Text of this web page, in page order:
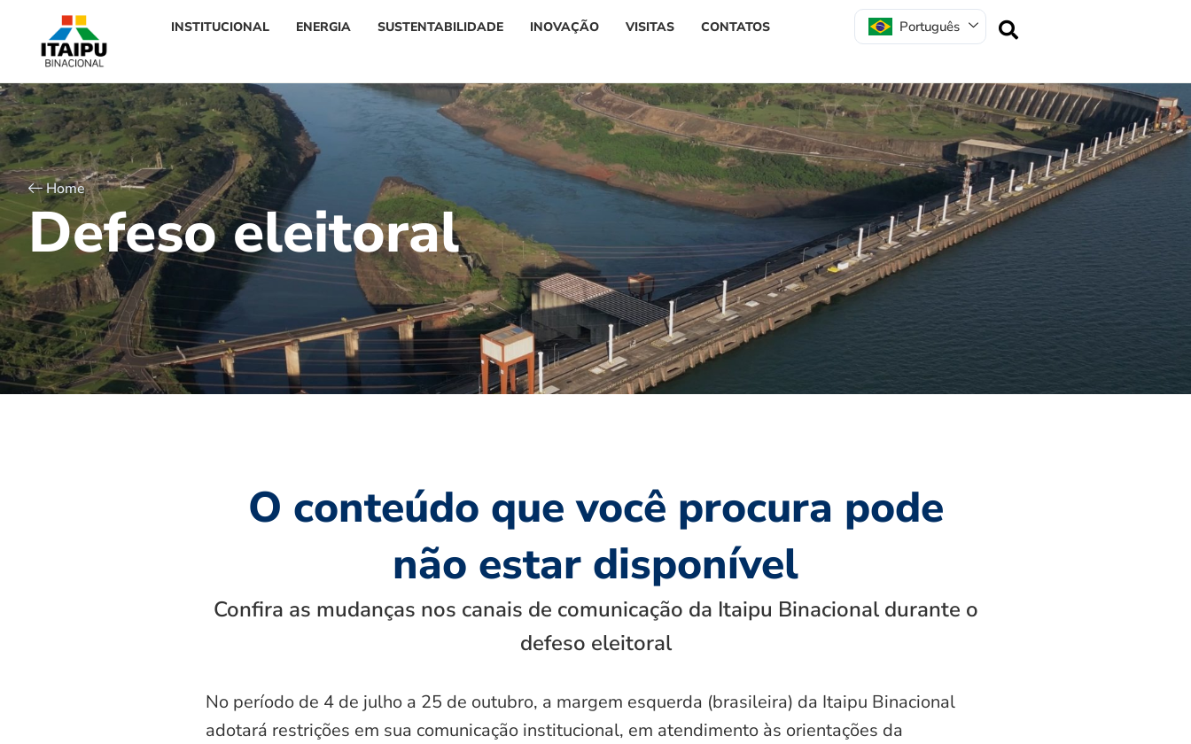
INSTITUCIONAL ENERGIA SUSTENTABILIDADE INOVAÇÃO VISITAS CONTATOS Português
Home
Defeso eleitoral
O conteúdo que você procura pode
não estar disponível
Confira as mudanças nos canais de comunicação da Itaipu Binacional durante o
defeso eleitoral
No período de 4 de julho a 25 de outubro, a margem esquerda (brasileira) da Itaipu Binacional
adotará restrições em sua comunicação institucional, em atendimento às orientações da